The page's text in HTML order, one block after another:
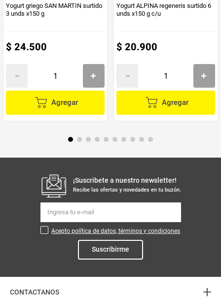
Yogurt griego SAN MARTIN surtido
3 unds x150 g
$ 24.500
Agregar
Yogurt ALPINA regeneris surtido 6
unds x150 g c/u
$ 20.900
Agregar
¡Suscribete a nuestro newsletter!
Recibe las ofertas y novedades en tu buzón.
Acepto política de datos, términos y condiciones
Suscribirme
CONTACTANOS +